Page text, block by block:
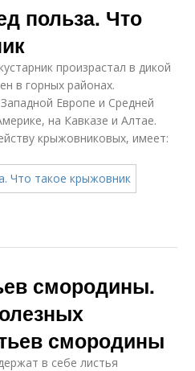
польза. Что
произрастал в дикой
в горных районах.
Европе и Средней
на Кавказе и Алтае.
крыжовниковых, имеет:
смородины.
смородины
в себе листья